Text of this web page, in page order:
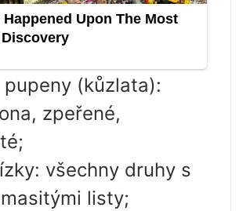
(kůzlata):
zpeřené,
všechny druhy s
listy;